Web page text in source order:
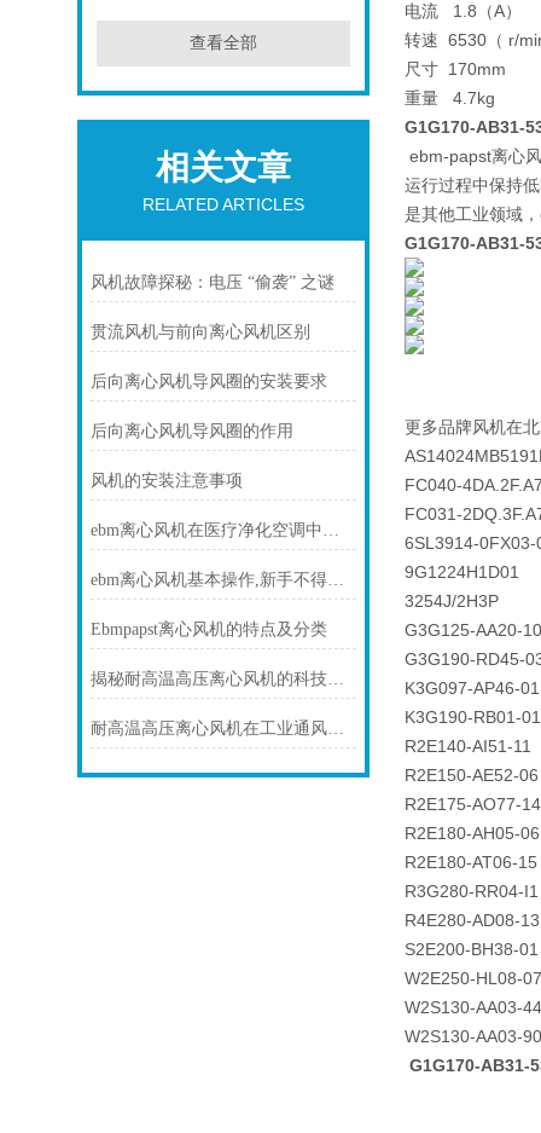
查看全部
相关文章
RELATED ARTICLES
风机故障探秘：电压 “偷袭” 之谜
贯流风机与前向离心风机区别
后向离心风机导风圈的安装要求
后向离心风机导风圈的作用
风机的安装注意事项
ebm离心风机在医疗净化空调中的静音与洁净优势
ebm离心风机基本操作,新手不得不看
Ebmpapst离心风机的特点及分类
揭秘耐高温高压离心风机的科技力量！
耐高温高压离心风机在工业通风方面发挥着重要作用
电流 1.8（A）
转速 6530（ r/
尺寸 170mm
重量 4.7kg
G1G170-AB31-
ebm-papst离心
运行过程中保持
是其他工业领域
G1G170-AB31-
更多品牌风机在
FC040-
FC031-
6SL3914-0FX03-
9G1224H1D01
3254J/2H3P
G3G125-AA20-10
G3G190-RD45-
K3G097-AP46-01
K3G190-RB01-01
R2E140-AI51-11
R2E150-AE52-06
R2E175-AO77-14
R2E180-AH05-06
R2E180-AT06-15
R3G280-RR04-I1
R4E280-AD08-13
S2E200-BH38-01
W2E250-HL08-07
W2S130-AA03-44
W2S130-AA03-90
G1G170-AB31-